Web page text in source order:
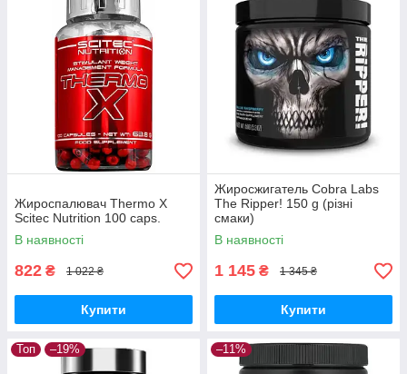
Жироспалювач Thermo X
Scitec Nutrition 100 caps.
В наявності
822 ₴ 1 022 ₴
Купити
Жиросжигатель Cobra Labs
The Ripper! 150 g (різні
смаки)
В наявності
1 145 ₴ 1 345 ₴
Купити
Топ –19% –11%